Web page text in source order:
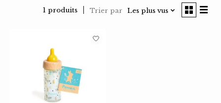
1 produits Trier par Les plus vus